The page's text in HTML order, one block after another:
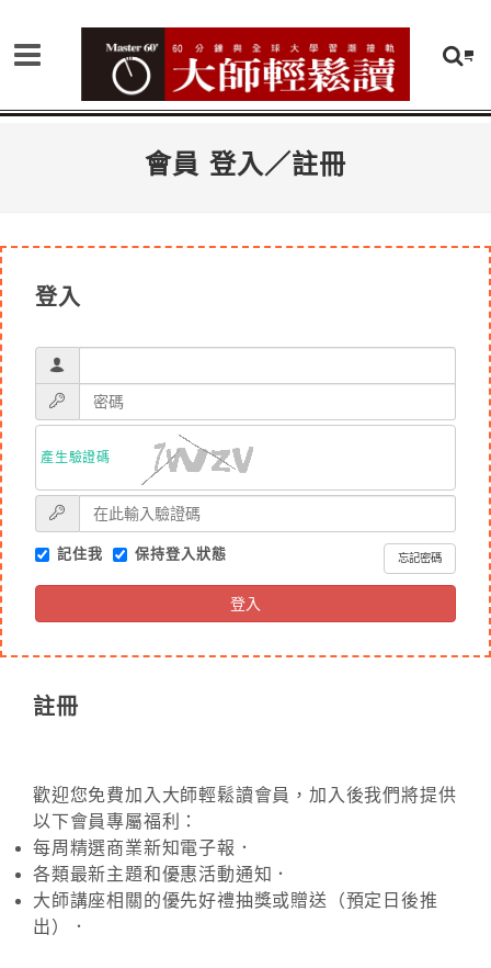
會員 登入／註冊
登入
產生驗證碼
記住我 保持登入狀態 忘記密碼
登入
註冊
歡迎您免費加入大師輕鬆讀會員，加入後我們將提供
以下會員專屬福利：
每周精選商業新知電子報．
各類最新主題和優惠活動通知．
大師講座相關的優先好禮抽獎或贈送（預定日後推
出）．